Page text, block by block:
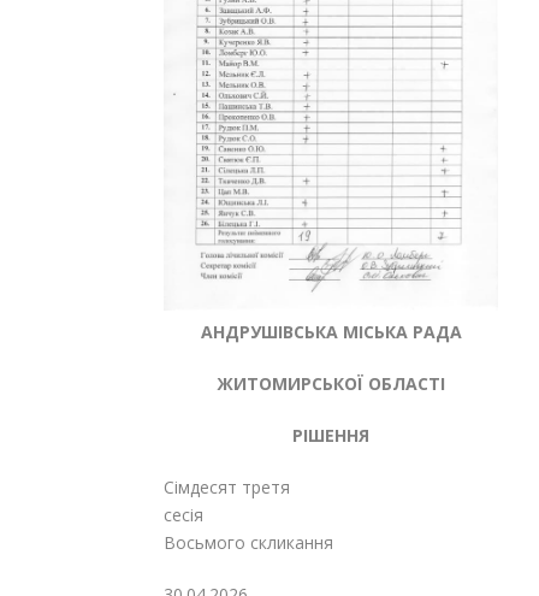
АНДРУШІВСЬКА МІСЬКА РАДА
ЖИТОМИРСЬКОЇ ОБЛАСТІ
РІШЕННЯ
Сімдесят третя
сесія
Восьмого скликання